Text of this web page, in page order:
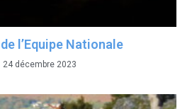
l’Equipe Nationale
24 décembre 2023